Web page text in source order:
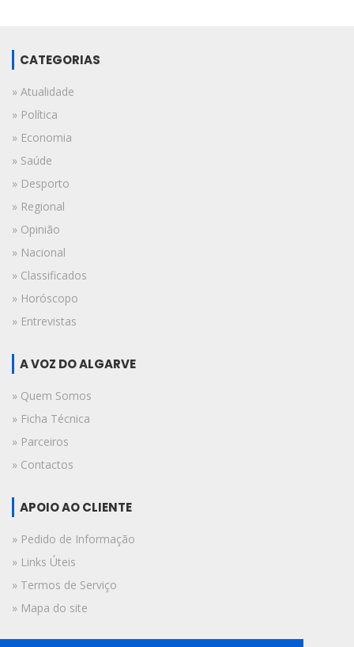
CATEGORIAS
» Atualidade
» Política
» Economia
» Saúde
» Desporto
» Regional
» Opinião
» Nacional
» Classificados
» Horóscopo
» Entrevistas
A VOZ DO ALGARVE
» Quem Somos
» Ficha Técnica
» Parceiros
» Contactos
APOIO AO CLIENTE
» Pedido de Informação
» Links Úteis
» Termos de Serviço
» Mapa do site